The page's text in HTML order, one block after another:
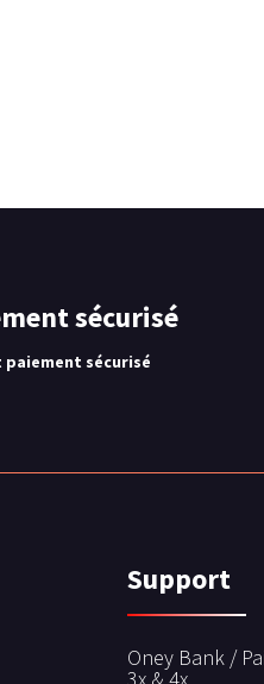
sécurisé
paiement sécurisé
Support
Oney Bank /